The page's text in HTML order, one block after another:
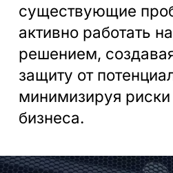
существующие
активно работать
решением,
защиту от
минимизируя
бизнеса.